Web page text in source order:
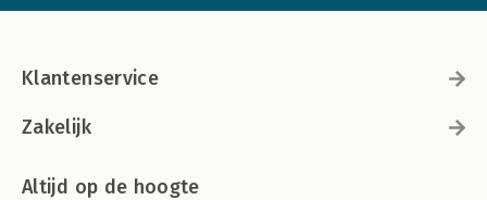
Klantenservice
Zakelijk
Altijd op de hoogte